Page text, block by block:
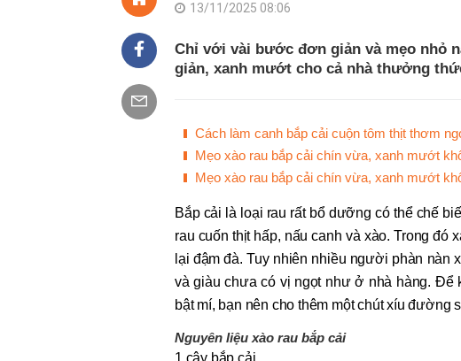
13/11/2025 08:06
Chỉ với vài bước đơn giản và mẹo nhỏ
giản, xanh mướt cho cả nhà thưởng
Cách làm canh bắp cải cuộn tôm thịt thơm
Mẹo xào rau bắp cải chín vừa, xanh mướt
Mẹo xào rau bắp cải chín vừa, xanh mướt
Bắp cải là loại rau rất bổ dưỡng có thể chế
rau cuốn thịt hấp, nấu canh và xào. Trong
lại đậm đà. Tuy nhiên nhiều người phàn nàn
và giàu chưa có vị ngọt như ở nhà hàng. Để
bật mí, bạn nên cho thêm một chút xíu đường
Nguyên liệu xào rau bắp cải
1 cây bắp cải